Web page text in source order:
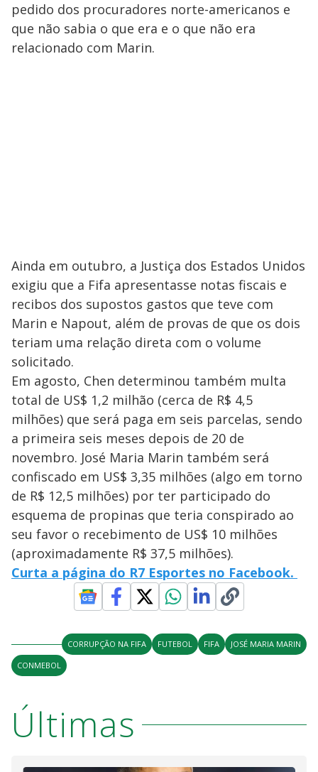
pedido dos procuradores norte-americanos e
que não sabia o que era e o que não era
relacionado com Marin.
Ainda em outubro, a Justiça dos Estados Unidos
exigiu que a Fifa apresentasse notas fiscais e
recibos dos supostos gastos que teve com
Marin e Napout, além de provas de que os dois
teriam uma relação direta com o volume
solicitado.
Em agosto, Chen determinou também multa
total de US$ 1,2 milhão (cerca de R$ 4,5
milhões) que será paga em seis parcelas, sendo
a primeira seis meses depois de 20 de
novembro. José Maria Marin também será
confiscado em US$ 3,35 milhões (algo em torno
de R$ 12,5 milhões) por ter participado do
esquema de propinas que teria conspirado ao
seu favor o recebimento de US$ 10 milhões
(aproximadamente R$ 37,5 milhões).
Curta a página do R7 Esportes no Facebook.
CORRUPÇÃO NA FIFA FUTEBOL FIFA
JOSÉ MARIA MARIN
CONMEBOL
Últimas